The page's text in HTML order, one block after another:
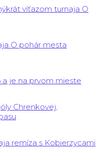
víťazom turnaja O
O pohár mesta
a je na prvom mieste
Chrenkovej,
remíza s Kobierzycami